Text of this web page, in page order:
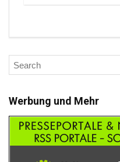
Werbung und Mehr